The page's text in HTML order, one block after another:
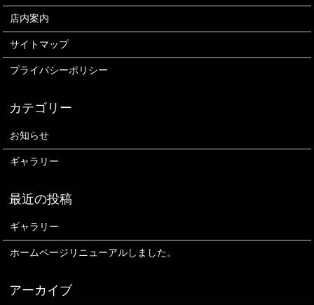
店内案内
サイトマップ
プライバシーポリシー
お知らせ
ギャラリー
ギャラリー
ホームページリニューアルしました。